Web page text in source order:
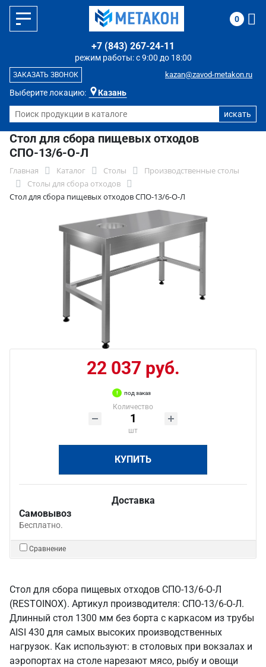
Выберите локацию: Казань
режим работы: с 9:00 до 18:00
+7 (843) 267-24-11
kazan@zavod-metakon.ru
ЗАКАЗАТЬ ЗВОНОК
0
Стол для сбора пищевых отходов
СПО-13/6-О-Л
Главная Каталог Столы
Производственные столы
Столы для сбора отходов
Стол для сбора пищевых отходов СПО-13/6-О-Л
22 037 руб.
под заказ
Количество
шт
КУПИТЬ
Доставка
Самовывоз
Бесплатно.
Сравнение
Стол для сбора пищевых отходов СПО-13/6-О-Л
(RESTOINOX). Артикул производителя: СПО-13/6-О-Л.
Длинный стол 1300 мм без борта с каркасом из трубы
AISI 430 для самых высоких производственных
нагрузок. Как используют: в столовых при вокзалах и
аэропортах на столе нарезают мясо, рыбу и овощи